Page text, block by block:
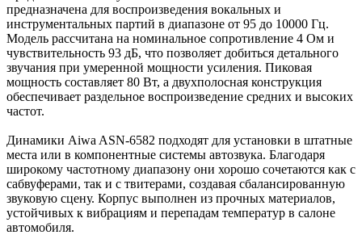
предназначена для воспроизведения вокальных и
инструментальных партий в диапазоне от 95 до 10000 Гц.
Модель рассчитана на номинальное сопротивление 4 Ом и
чувствительность 93 дБ, что позволяет добиться детального
звучания при умеренной мощности усиления. Пиковая
мощность составляет 80 Вт, а двухполосная конструкция
обеспечивает раздельное воспроизведение средних и высоких
частот.
Динамики Aiwa ASN-6582 подходят для установки в штатные
места или в компонентные системы автозвука. Благодаря
широкому частотному диапазону они хорошо сочетаются как с
сабвуферами, так и с твитерами, создавая сбалансированную
звуковую сцену. Корпус выполнен из прочных материалов,
устойчивых к вибрациям и перепадам температур в салоне
автомобиля.